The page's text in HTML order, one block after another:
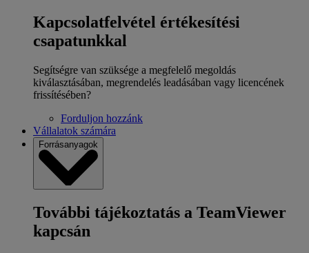
Kapcsolatfelvétel értékesítési
csapatunkkal
Segítségre van szüksége a megfelelő megoldás
kiválasztásában, megrendelés leadásában vagy licencének
frissítésében?
Forduljon hozzánk
Vállalatok számára
Forrásanyagok
További tájékoztatás a TeamViewer
kapcsán